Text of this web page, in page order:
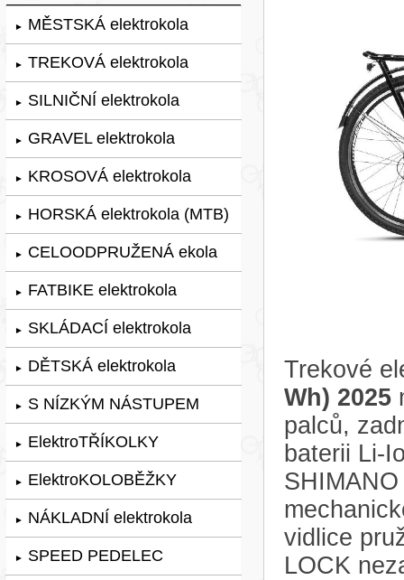
► MĚSTSKÁ elektrokola
► TREKOVÁ elektrokola
► SILNIČNÍ elektrokola
► GRAVEL elektrokola
► KROSOVÁ elektrokola
► HORSKÁ elektrokola (MTB)
► CELOODPRUŽENÁ ekola
► FATBIKE elektrokola
► SKLÁDACÍ elektrokola
► DĚTSKÁ elektrokola
► S NÍZKÝM NÁSTUPEM
► ElektroTŘÍKOLKY
► ElektroKOLOBĚŽKY
► NÁKLADNÍ elektrokola
► SPEED PEDELEC
Trekové
Wh) 2025
palců,
baterii Li-
vidlice
LOCK